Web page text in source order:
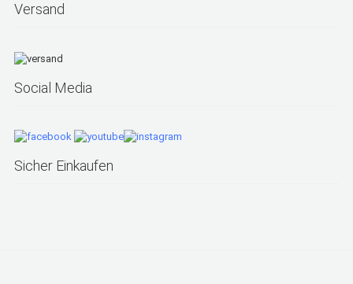
Versand
Social Media
Sicher Einkaufen